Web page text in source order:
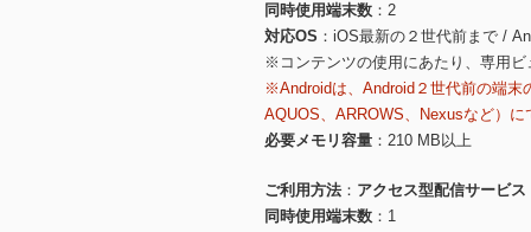
同時使用端末数
2
対応OS
iOS最新の２世代前まで /
※コンテンツの使用にあたり、専用ビ
※Androidは、Android２世代前の端末
AQUOS、ARROWS、Nexusなど）に
必要メモリ容量
210 MB以上
ご利用方法
アクセス型配信サービス
同時使用端末数
1